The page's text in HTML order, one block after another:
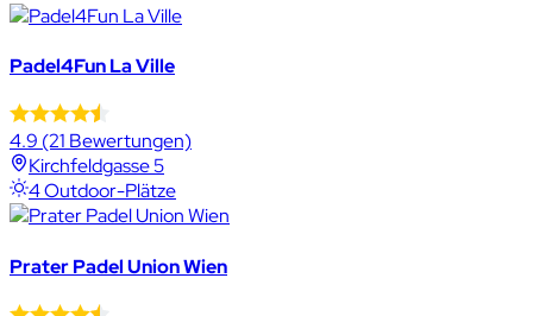
Padel4Fun La Ville
4.9 (21 Bewertungen)
Kirchfeldgasse 5
4 Outdoor-Plätze
Prater Padel Union Wien